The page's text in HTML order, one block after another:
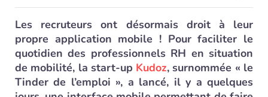
Les recruteurs ont désormais droit à leur
propre application mobile ! Pour faciliter le
quotidien des professionnels RH en situation
de mobilité, la start-up Kudoz, surnommée « le
Tinder de l’emploi », a lancé, il y a quelques